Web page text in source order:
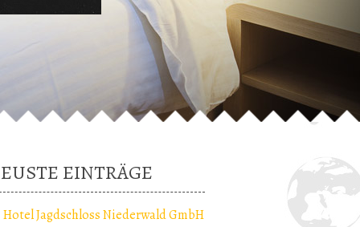
EINTRÄGE
Hotel Jagdschloss Niederwald GmbH